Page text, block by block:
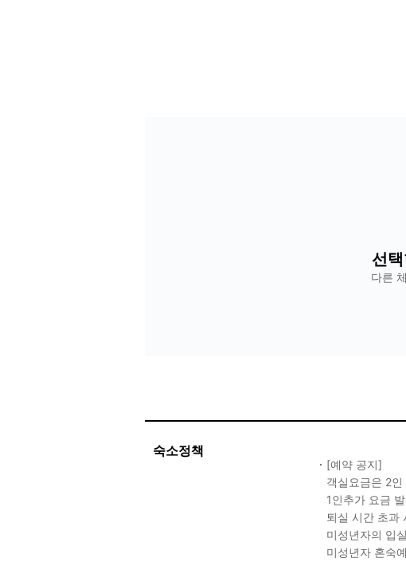
선
다른
숙소정책
[예약 공지]
객실요금은 2
1인추가 요금
퇴실 시간 초과
미성년자의 입
미성년자 혼숙